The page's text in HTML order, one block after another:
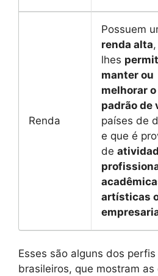
Renda
Possuem
renda alta
lhes
manter ou
melhorar
padrão de
países de
e que é
de
artísticas
Esses são alguns dos
brasileiros, que mostram